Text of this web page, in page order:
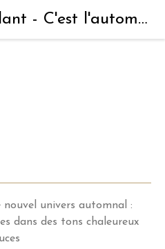
univers automnal :
dans des tons chaleureux
L'escabeau volant - C'est l'automne !